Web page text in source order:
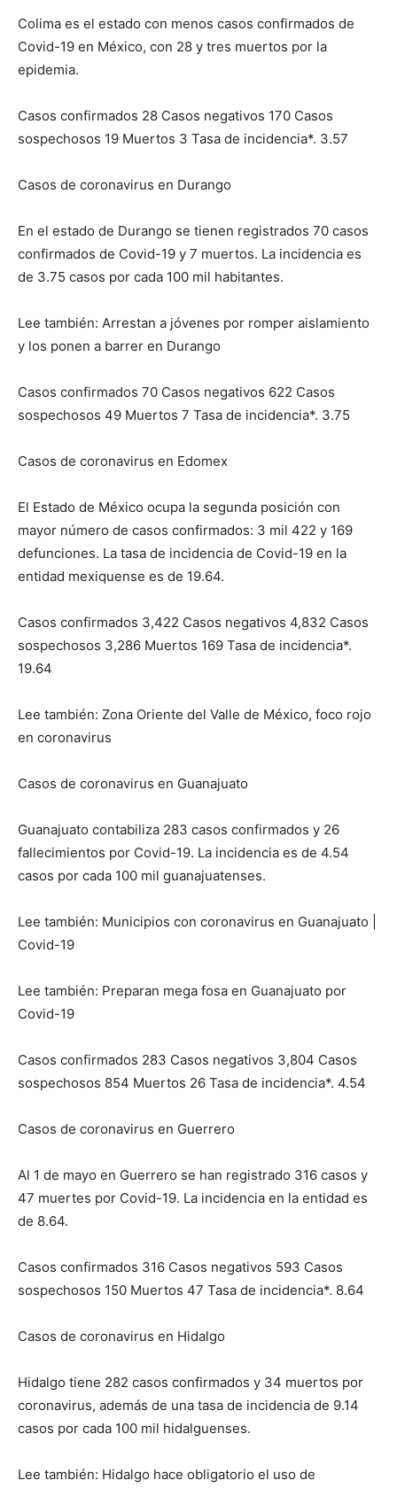
Colima es el estado con menos casos confirmados de
Covid-19 en México, con 28 y tres muertos por la
epidemia.
Casos confirmados 28 Casos negativos 170 Casos
sospechosos 19 Muertos 3 Tasa de incidencia*. 3.57
Casos de coronavirus en Durango
En el estado de Durango se tienen registrados 70 casos
confirmados de Covid-19 y 7 muertos. La incidencia es
de 3.75 casos por cada 100 mil habitantes.
Lee también: Arrestan a jóvenes por romper aislamiento
y los ponen a barrer en Durango
Casos confirmados 70 Casos negativos 622 Casos
sospechosos 49 Muertos 7 Tasa de incidencia*. 3.75
Casos de coronavirus en Edomex
El Estado de México ocupa la segunda posición con
mayor número de casos confirmados: 3 mil 422 y 169
defunciones. La tasa de incidencia de Covid-19 en la
entidad mexiquense es de 19.64.
Casos confirmados 3,422 Casos negativos 4,832 Casos
sospechosos 3,286 Muertos 169 Tasa de incidencia*.
19.64
Lee también: Zona Oriente del Valle de México, foco rojo
en coronavirus
Casos de coronavirus en Guanajuato
Guanajuato contabiliza 283 casos confirmados y 26
fallecimientos por Covid-19. La incidencia es de 4.54
casos por cada 100 mil guanajuatenses.
Lee también: Municipios con coronavirus en Guanajuato |
Covid-19
Lee también: Preparan mega fosa en Guanajuato por
Covid-19
Casos confirmados 283 Casos negativos 3,804 Casos
sospechosos 854 Muertos 26 Tasa de incidencia*. 4.54
Casos de coronavirus en Guerrero
Al 1 de mayo en Guerrero se han registrado 316 casos y
47 muertes por Covid-19. La incidencia en la entidad es
de 8.64.
Casos confirmados 316 Casos negativos 593 Casos
sospechosos 150 Muertos 47 Tasa de incidencia*. 8.64
Casos de coronavirus en Hidalgo
Hidalgo tiene 282 casos confirmados y 34 muertos por
coronavirus, además de una tasa de incidencia de 9.14
casos por cada 100 mil hidalguenses.
Lee también: Hidalgo hace obligatorio el uso de